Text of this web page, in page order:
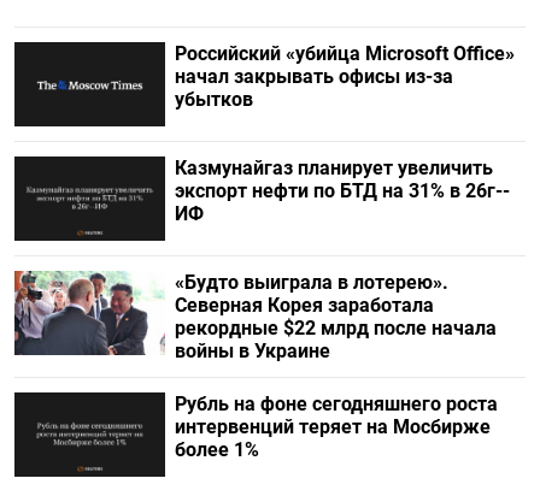
Российский «убийца Microsoft Office»
начал закрывать офисы из-за
убытков
Казмунайгаз планирует увеличить
экспорт нефти по БТД на 31% в 26г--
ИФ
«Будто выиграла в лотерею».
Северная Корея заработала
рекордные $22 млрд после начала
войны в Украине
Рубль на фоне сегодняшнего роста
интервенций теряет на Мосбирже
более 1%